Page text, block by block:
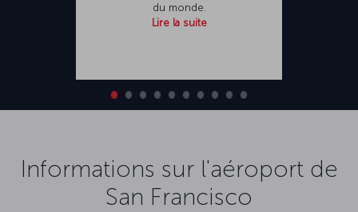
du monde.
Lire la suite
Informations sur l'aéroport de
San Francisco